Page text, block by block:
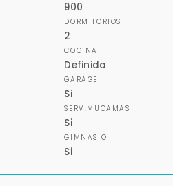
900
DORMITORIOS
2
COCINA
Definida
GARAGE
Si
SERV.MUCAMAS
Si
GIMNASIO
Si